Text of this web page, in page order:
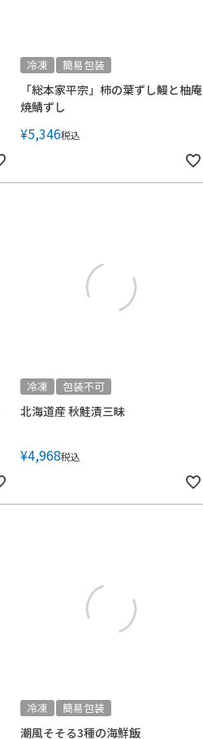
冷凍 簡易包装
「総本家平宗」柿の葉ずし鰻と柚庵
焼鯖ずし
¥5,346税込
冷凍 包装不可
北海道産 秋鮭漬三昧
¥4,968税込
冷凍 簡易包装
潮風そそる3種の海鮮飯